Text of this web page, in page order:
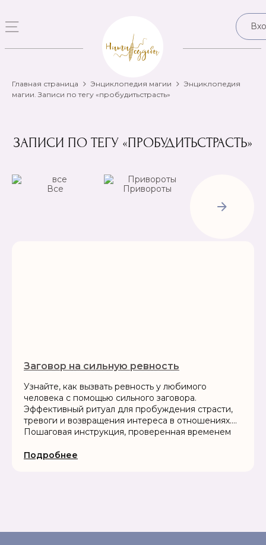
Главная страница Энциклопедия магии
Энциклопедия
магии. Записи по тегу «пробудитьстрасть»
ЗАПИСИ ПО ТЕГУ «ПРОБУДИТЬСТРАСТЬ»
Все
Привороты
Рассорки
Заговор на сильную ревность
Узнайте, как вызвать ревность у любимого
человека с помощью сильного заговора.
Эффективный ритуал для пробуждения страсти,
тревоги и возвращения интереса в отношениях.
Пошаговая инструкция, проверенная временем
Подробнее